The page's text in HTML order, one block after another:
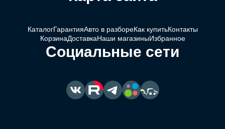
КаталогГарантияАвто в разбореКак купитьКонтакты
КорзинаДоставкаНаши магазиныИзбранное
Социальные сети